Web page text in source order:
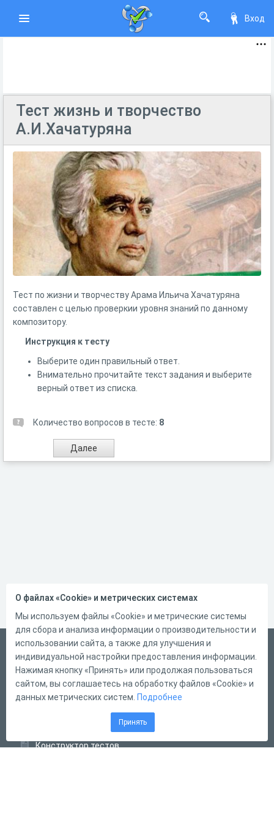
Вход
Тест жизнь и творчество
А.И.Хачатуряна
Тест по жизни и творчеству Арама Ильича Хачатуряна
составлен с целью проверкии уровня знаний по данному
композитору.
Инструкция к тесту
Выберите один правильный ответ.
Внимательно прочитайте текст задания и выберите
верный ответ из списка.
Количество вопросов в тесте: 8
Русский
Справка
Форма обратной связи
Конструктор тестов
О файлах «Cookie» и метрических системах
Мы используем файлы «Cookie» и метрические системы
для сбора и анализа информации о производительности и
использовании сайта, а также для улучшения и
индивидуальной настройки предоставления информации.
Нажимая кнопку «Принять» или продолжая пользоваться
сайтом, вы соглашаетесь на обработку файлов «Cookie» и
данных метрических систем. Подробнее
Принять